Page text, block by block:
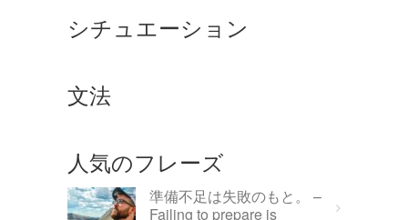
シチュエーション
文法
人気のフレーズ
準備不足は失敗のもと。 –
Failing to prepare is